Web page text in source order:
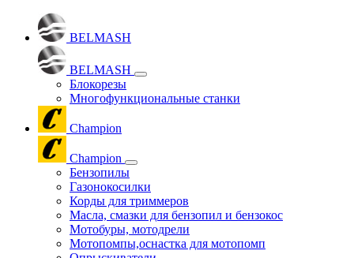
BELMASH
BELMASH
Блокорезы
Многофункциональные станки
Champion
Champion
Бензопилы
Газонокосилки
Корды для триммеров
Масла, смазки для бензопил и бензокос
Мотобуры, мотодрели
Мотопомпы,оснастка для мотопомп